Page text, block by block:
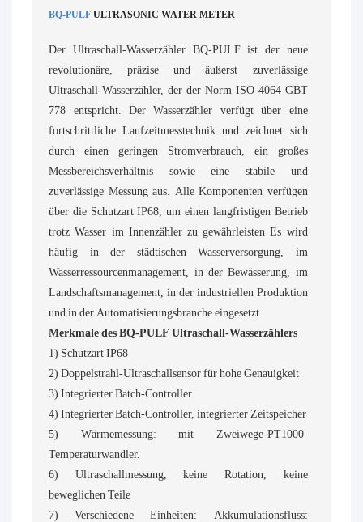
BQ-PULFULTRASONIC WATER METER
Der Ultraschall-Wasserzähler BQ-PULF ist der neue
revolutionäre, präzise und äußerst zuverlässige
Ultraschall-Wasserzähler, der der Norm ISO-4064 GBT
778 entspricht. Der Wasserzähler verfügt über eine
fortschrittliche Laufzeitmesstechnik und zeichnet sich
durch einen geringen Stromverbrauch, ein großes
Messbereichsverhältnis sowie eine stabile und
zuverlässige Messung aus. Alle Komponenten verfügen
über die Schutzart IP68, um einen langfristigen Betrieb
trotz Wasser im Innenzähler zu gewährleisten Es wird
häufig in der städtischen Wasserversorgung, im
Wasserressourcenmanagement, in der Bewässerung, im
Landschaftsmanagement, in der industriellen Produktion
und in der Automatisierungsbranche eingesetzt
Merkmale des BQ-PULF Ultraschall-Wasserzählers
1) Schutzart IP68
2) Doppelstrahl-Ultraschallsensor für hohe Genauigkeit
3) Integrierter Batch-Controller
4) Integrierter Batch-Controller, integrierter Zeitspeicher
5) Wärmemessung: mit Zweiwege-PT1000-
Temperaturwandler.
6) Ultraschallmessung, keine Rotation, keine
beweglichen Teile
7) Verschiedene Einheiten: Akkumulationsfluss: